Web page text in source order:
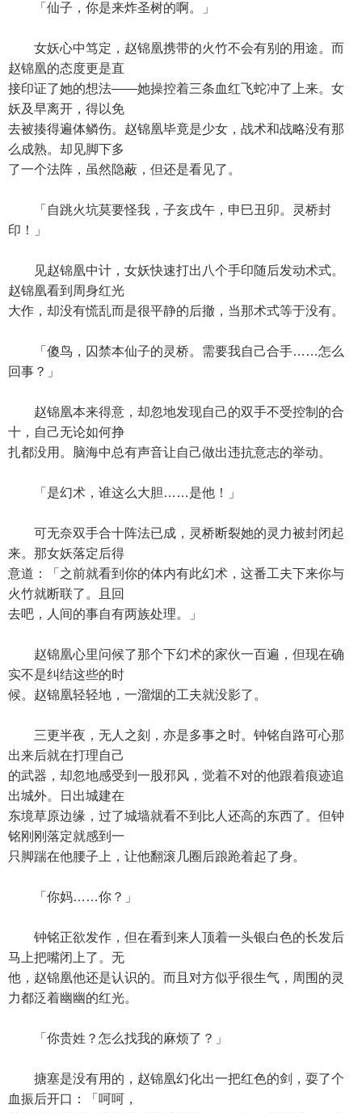
「仙子，你是来炸圣树的啊。」
女妖心中笃定，赵锦凰携带的火竹不会有别的用途。而
赵锦凰的态度更是直
接印证了她的想法——她操控着三条血红飞蛇冲了上来。女
妖及早离开，得以免
去被揍得遍体鳞伤。赵锦凰毕竟是少女，战术和战略没有那
么成熟。却见脚下多
了一个法阵，虽然隐蔽，但还是看见了。
「自跳火坑莫要怪我，子亥戌午，申巳丑卯。灵桥封
印！」
见赵锦凰中计，女妖快速打出八个手印随后发动术式。
赵锦凰看到周身红光
大作，却没有慌乱而是很平静的后撤，当那术式等于没有。
「傻鸟，囚禁本仙子的灵桥。需要我自己合手……怎么
回事？」
赵锦凰本来得意，却忽地发现自己的双手不受控制的合
十，自己无论如何挣
扎都没用。脑海中总有声音让自己做出违抗意志的举动。
「是幻术，谁这么大胆……是他！」
可无奈双手合十阵法已成，灵桥断裂她的灵力被封闭起
来。那女妖落定后得
意道：「之前就看到你的体内有此幻术，这番工夫下来你与
火竹就断联了。且回
去吧，人间的事自有两族处理。」
赵锦凰心里问候了那个下幻术的家伙一百遍，但现在确
实不是纠结这些的时
候。赵锦凰轻轻地，一溜烟的工夫就没影了。
三更半夜，无人之刻，亦是多事之时。钟铭自路可心那
出来后就在打理自己
的武器，却忽地感受到一股邪风，觉着不对的他跟着痕迹追
出城外。日出城建在
东境草原边缘，过了城墙就看不到比人还高的东西了。但钟
铭刚刚落定就感到一
只脚踹在他腰子上，让他翻滚几圈后踉跄着起了身。
「你妈……你？」
钟铭正欲发作，但在看到来人顶着一头银白色的长发后
马上把嘴闭上了。无
他，赵锦凰他还是认识的。而且对方似乎很生气，周围的灵
力都泛着幽幽的红光。
「你贵姓？怎么找我的麻烦了？」
搪塞是没有用的，赵锦凰幻化出一把红色的剑，耍了个
血振后开口：「呵呵，